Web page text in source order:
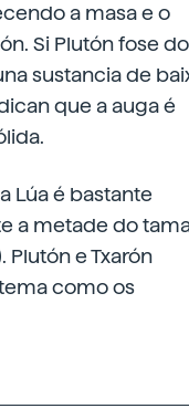
a masa e o
Si Plutón fose do
sustancia de
que a auga é
Lúa é bastante
a metade do
e Txarón
como os